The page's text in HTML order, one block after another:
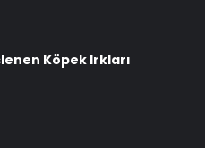
Köpek Irkları